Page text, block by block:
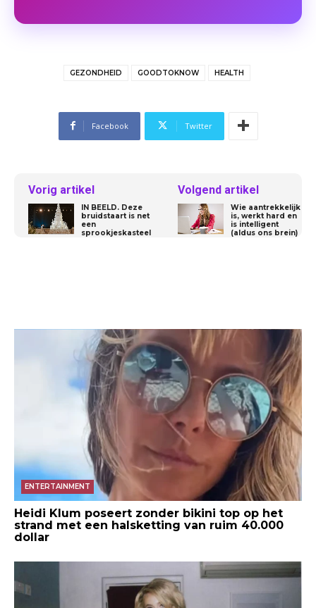
GEZONDHEID GOODTOKNOW HEALTH
Facebook Twitter
Vorig artikel
IN BEELD. Deze
bruidstaart is net
een
sprookjeskasteel
Volgend artikel
Wie aantrekkelijk
is, werkt hard en
is intelligent
(aldus ons brein)
ENTERTAINMENT
Heidi Klum poseert zonder bikini top op het
strand met een halsketting van ruim 40.000
dollar